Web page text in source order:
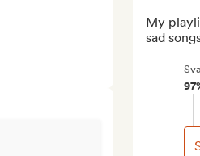
My
sad